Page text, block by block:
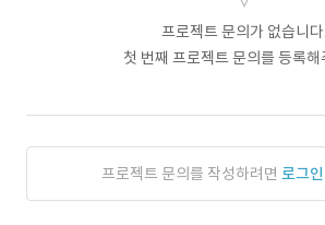
프로젝트 문의가 없습니다.
첫 번째 프로젝트 문의를 등록해
프로젝트 문의를 작성하려면 로그인